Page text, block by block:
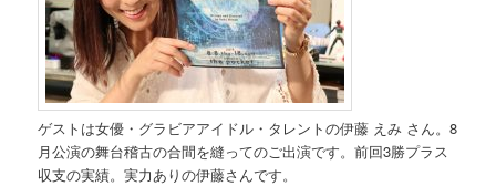
ゲストは女優・グラビアアイドル・タレントの伊藤 えみ さん。8
月公演の舞台稽古の合間を縫ってのご出演です。前回3勝プラス
収支の実績。実力ありの伊藤さんです。